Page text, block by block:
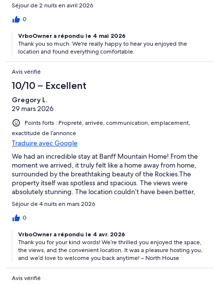
Séjour de 2 nuits en avril 2026
0
VrboOwner a répondu le 4 mai 2026
Thank you so much. We're really happy to hear you enjoyed the
location and found everything comfortable.
Avis vérifié
10/10 – Excellent
Gregory L.
29 mars 2026
Points forts : Propreté, arrivée, communication, emplacement,
exactitude de l’annonce
Traduire avec Google
We had an incredible stay at Banff Mountain Home! From the
moment we arrived, it truly felt like a home away from home,
surrounded by the breathtaking beauty of the Rockies.The
property itself was spotless and spacious. The views were
absolutely stunning. The location couldn’t have been better,
close enough to enjoy everything Banff has to offer.
Séjour de 4 nuits en mars 2026
0
VrboOwner a répondu le 4 avr. 2026
Thank you for your kind words! We’re thrilled you enjoyed the space,
the views, and the convenient location. It was a pleasure hosting you,
and we’d love to welcome you back anytime! ~ North House
Avis vérifié